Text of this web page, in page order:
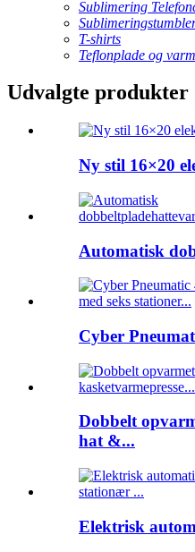
Sublimering
T-shirts
Teflonplade og
Udvalgte produkter
Ny stil 16×20
Automatisk
Cyber
Dobbelt
hat &...
Elektrisk